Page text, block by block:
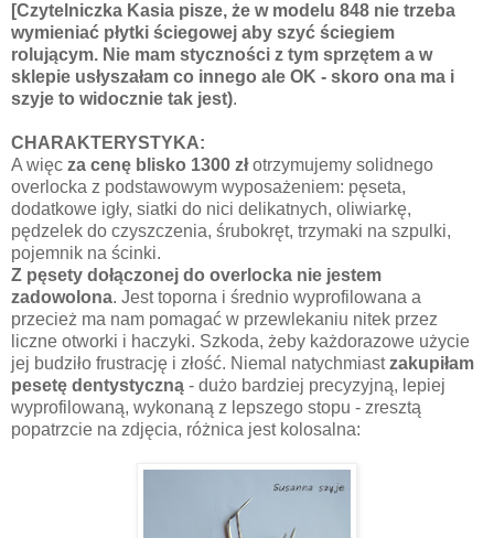
[Czytelniczka Kasia pisze, że w modelu 848 nie trzeba
wymieniać płytki ściegowej aby szyć ściegiem
rolującym. Nie mam styczności z tym sprzętem a w
sklepie usłyszałam co innego ale OK - skoro ona ma i
szyje to widocznie tak jest).
CHARAKTERYSTYKA:
A więc za cenę blisko 1300 złotrzymujemy solidnego
overlocka z podstawowym wyposażeniem: pęseta,
dodatkowe igły, siatki do nici delikatnych, oliwiarkę,
pędzelek do czyszczenia, śrubokręt, trzymaki na szpulki,
pojemnik na ścinki.
Z pęsety dołączonej do overlocka nie jestem
zadowolona. Jest toporna i średnio wyprofilowana a
przecież ma nam pomagać w przewlekaniu nitek przez
liczne otworki i haczyki. Szkoda, żeby każdorazowe użycie
jej budziło frustrację i złość. Niemal natychmiastzakupiłam
pesetę dentystyczną - dużo bardziej precyzyjną, lepiej
wyprofilowaną, wykonaną z lepszego stopu - zresztą
popatrzcie na zdjęcia, różnica jest kolosalna: